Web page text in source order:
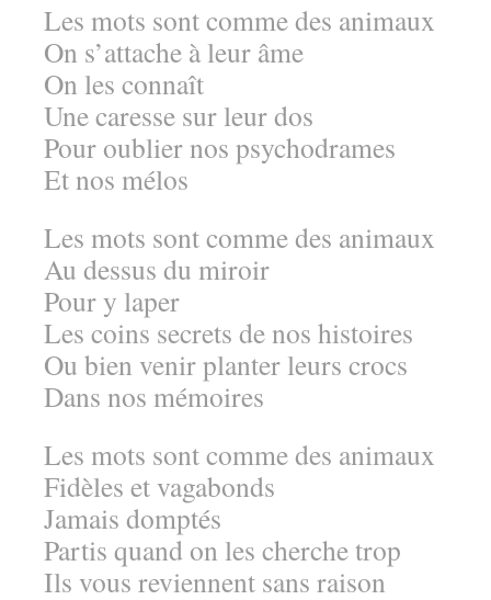
Les mots sont comme des animaux
On s’attache à leur âme
On les connaît
Une caresse sur leur dos
Pour oublier nos psychodrames
Et nos mélos
Les mots sont comme des animaux
Au dessus du miroir
Pour y laper
Les coins secrets de nos histoires
Ou bien venir planter leurs crocs
Dans nos mémoires
Les mots sont comme des animaux
Fidèles et vagabonds
Jamais domptés
Partis quand on les cherche trop
Ils vous reviennent sans raison